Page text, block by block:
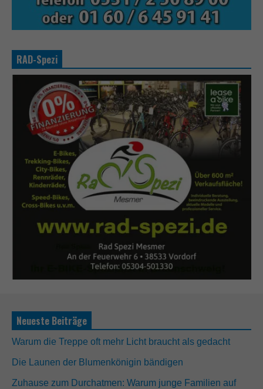
RAD-Spezi
Neueste Beiträge
Warum die Treppe oft mehr Licht braucht als gedacht
Die Launen der Blumenkönigin bändigen
Zuhause zum Durchatmen: Warum junge Familien auf